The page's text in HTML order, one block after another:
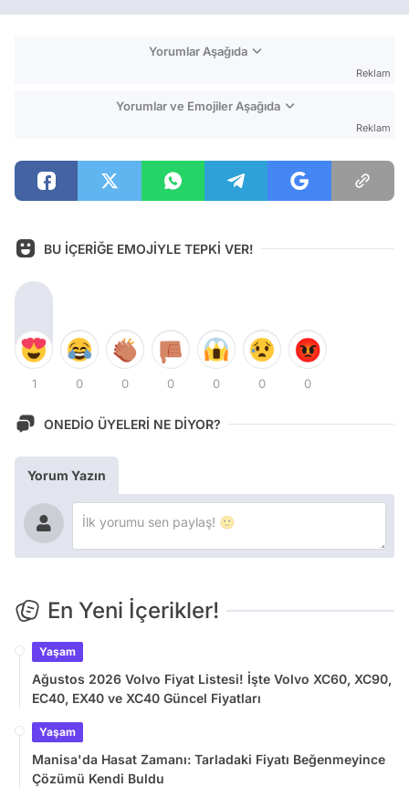
Yorumlar Aşağıda
Reklam
Yorumlar ve Emojiler Aşağıda
Reklam
BU İÇERİĞE EMOJİYLE TEPKİ VER!
1 0 0 0 0 0 0
ONEDİO ÜYELERİ NE DİYOR?
Yorum Yazın
En Yeni İçerikler!
Yaşam
Ağustos 2026 Volvo Fiyat Listesi! İşte Volvo XC60, XC90,
EC40, EX40 ve XC40 Güncel Fiyatları
Yaşam
Manisa'da Hasat Zamanı: Tarladaki Fiyatı Beğenmeyince
Çözümü Kendi Buldu